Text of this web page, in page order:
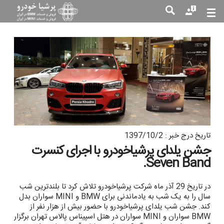
جست
جو
تاریخ درج خبر : 1397/10/2
جشن یلدای پرشیاخودرو با اجرای کنسرت
Seven Band.
در تاریخ 29 آذر ماه شرکت پرشیاخودرو تلاش کرد تا بلندترین شب
سال را به یک شب به یادماندنی برای BMW و MINI سواران بدل
کند. جشن شب یلدای پرشیاخودرو با حضور بیش از هزار نفر از
BMW سواران و MINI سواران در هتل اسپیناس پالاس تهران برگزار